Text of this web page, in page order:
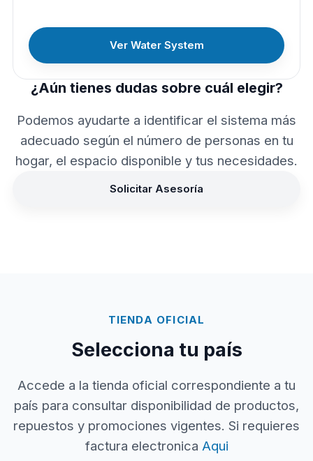
Ver Water System
¿Aún tienes dudas sobre cuál elegir?
Podemos ayudarte a identificar el sistema más
adecuado según el número de personas en tu
hogar, el espacio disponible y tus necesidades.
Solicitar Asesoría
TIENDA OFICIAL
Selecciona tu país
Accede a la tienda oficial correspondiente a tu
país para consultar disponibilidad de productos,
repuestos y promociones vigentes. Si requieres
factura electronica Aqui